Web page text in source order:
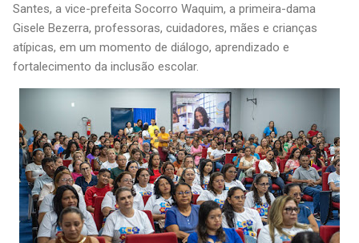
Santes, a vice-prefeita Socorro Waquim, a primeira-dama
Gisele Bezerra, professoras, cuidadores, mães e crianças
atípicas, em um momento de diálogo, aprendizado e
fortalecimento da inclusão escolar.